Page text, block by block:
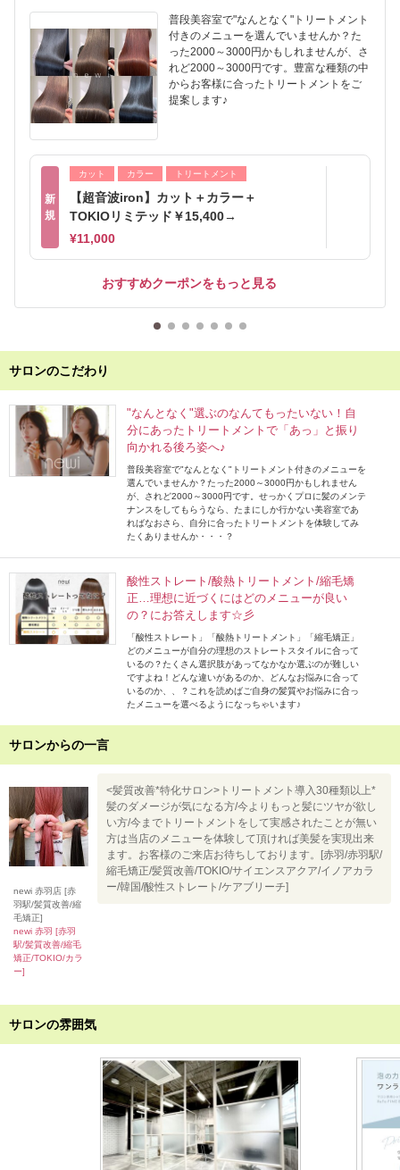
普段美容室で"なんとなく"トリートメント
付きのメニューを選んでいませんか？た
った2000～3000円かもしれませんが、さ
れど2000～3000円です。豊富な種類の中
からお客様に合ったトリートメントをご
提案します♪
新
規
カット カラー トリートメント
【超音波iron】カット＋カラー＋
TOKIOリミテッド￥15,400→
¥11,000
おすすめクーポンをもっと見る
サロンのこだわり
"なんとなく"選ぶのなんてもったいない！自
分にあったトリートメントで「あっ」と振り
向かれる後ろ姿へ♪
普段美容室で"なんとなく"トリートメント付きのメニューを
選んでいませんか？たった2000～3000円かもしれません
が、されど2000～3000円です。せっかくプロに髪のメンテ
ナンスをしてもらうなら、たまにしか行かない美容室であ
ればなおさら、自分に合ったトリートメントを体験してみ
たくありませんか・・・？
酸性ストレート/酸熱トリートメント/縮毛矯
正…理想に近づくにはどのメニューが良い
の？にお答えします☆彡
「酸性ストレート」「酸熱トリートメント」「縮毛矯正」
どのメニューが自分の理想のストレートスタイルに合って
いるの？たくさん選択肢があってなかなか選ぶのが難しい
ですよね！どんな違いがあるのか、どんなお悩みに合って
いるのか、、？これを読めばご自身の髪質やお悩みに合っ
たメニューを選べるようになっちゃいます♪
サロンからの一言
newi 赤羽店 [赤
羽駅/髪質改善/縮
毛矯正]
newi 赤羽 [赤羽
駅/髪質改善/縮毛
矯正/TOKIO/カラ
ー]
<髪質改善*特化サロン>トリートメント導入30種類以上*
髪のダメージが気になる方/今よりもっと髪にツヤが欲し
い方/今までトリートメントをして実感されたことが無い
方は当店のメニューを体験して頂ければ美髪を実現出来
ます。お客様のご来店お待ちしております。[赤羽/赤羽駅/
縮毛矯正/髪質改善/TOKIO/サイエンスアクア/イノアカラ
ー/韓国/酸性ストレート/ケアブリーチ]
サロンの雰囲気